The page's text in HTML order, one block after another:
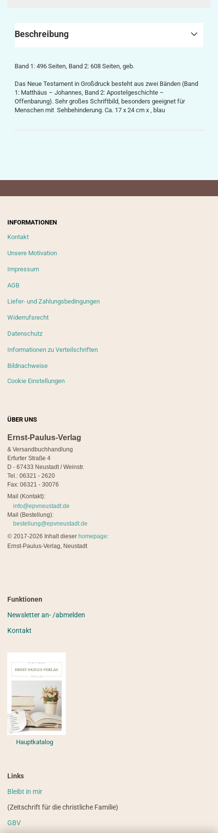
Beschreibung
Band 1: 496 Seiten, Band 2: 608 Seiten, geb.
Das Neue Testament in Großdruck besteht aus zwei Bänden (Band
1: Matthäus – Johannes, Band 2: Apostelgeschichte –
Offenbarung). Sehr großes Schriftbild, besonders geeignet für
Menschen mit Sehbehinderung. Ca. 17 x 24 cm x , blau
INFORMATIONEN
Kontakt
Unsere Motivation
Impressum
AGB
Liefer- und Zahlungsbedingungen
Widerrufsrecht
Datenschutz
Informationen zu Verteilschriften
Bildnachweise
Cookie Einstellungen
ÜBER UNS
Ernst-Paulus-Verlag
& Versandbuchhandlung
Erfurter Straße 4
D - 67433 Neustadt / Weinstr.
Tel.: 06321 - 2620
Fax: 06321 - 30076
Mail (Kontakt):
info@epvneustadt.de
Mail (Bestellung):
bestellung@epvneustadt.de
© 2017-2026 Inhalt dieser homepage:
Ernst-Paulus-Verlag, Neustadt
Funktionen
Newsletter an- /abmelden
Kontakt
Hauptkatalog
Links
Bleibt in mir
(Zeitschrift für die christliche Familie)
GBV